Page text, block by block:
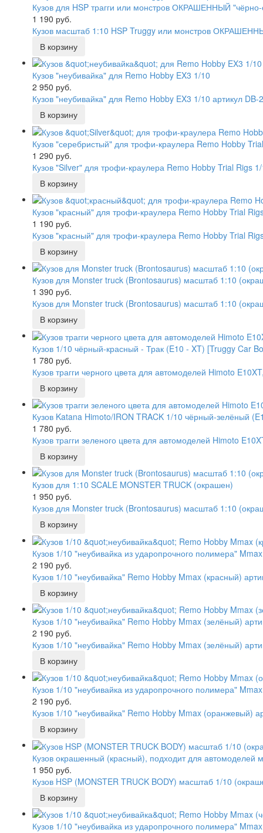
Кузов для HSP трагги или монстров ОКРАШЕННЫЙ
1 190 руб.
Кузов масштаб 1:10 HSP Truggy или монстров
Кузов "неубивайка" для Remo Hobby EX3 1/10
2 950 руб.
Кузов "неубивайка" для Remo Hobby EX3 1/10 артикул DB-
Кузов "серебристый" для трофи-краулера Remo Hobby
1 290 руб.
Кузов "Silver" для трофи-краулера Remo Hobby Trial Rigs
Кузов "красный" для трофи-краулера Remo Hobby Trial
1 190 руб.
Кузов "красный" для трофи-краулера Remo Hobby Trial
Кузов для Monster truck (Brontosaurus) масштаб 1:10
1 390 руб.
Кузов для Monster truck (Brontosaurus) масштаб 1:10
Кузов 1/10 чёрный-красный - Трак (E10 - XT) [Truggy Car
1 780 руб.
Кузов трагги черного цвета для автомоделей Himoto
Кузов Katana Himoto/IRON TRACK 1/10 чёрный-зелёный
1 780 руб.
Кузов трагги зеленого цвета для автомоделей Himoto
Кузов для 1:10 SCALE MONSTER TRUCK (окрашен)
1 950 руб.
Кузов для Monster truck (Brontosaurus) масштаб 1:10
Кузов 1/10 "неубивайка из ударопрочного полимера"
2 190 руб.
Кузов 1/10 "неубивайка" Remo Hobby Mmax (красный)
Кузов 1/10 "неубивайка" Remo Hobby Mmax (зелёный)
2 190 руб.
Кузов 1/10 "неубивайка" Remo Hobby Mmax (зелёный)
Кузов 1/10 "неубивайка из ударопрочного полимера"
2 190 руб.
Кузов 1/10 "неубивайка" Remo Hobby Mmax (оранжевый)
Кузов окрашенный (красный), подходит для автомоделей
1 950 руб.
Кузов HSP (MONSTER TRUCK BODY) масштаб 1/10
Кузов 1/10 "неубивайка из ударопрочного полимера"